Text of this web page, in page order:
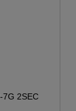
7G 2SEC